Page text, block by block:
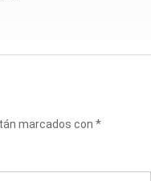
marcados con *